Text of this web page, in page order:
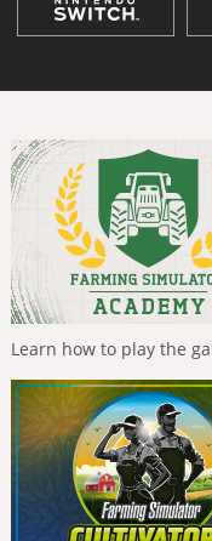
Learn how to play the